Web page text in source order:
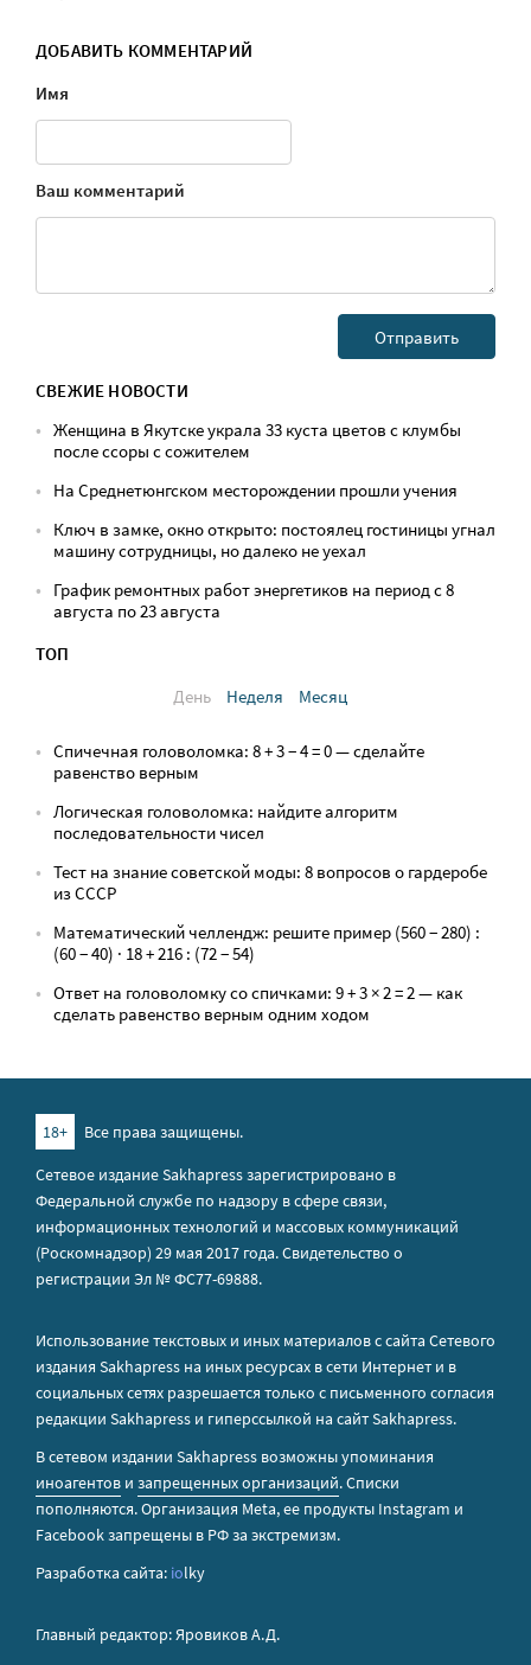
ДОБАВИТЬ КОММЕНТАРИЙ
Имя
Ваш комментарий
СВЕЖИЕ НОВОСТИ
Женщина в Якутске украла 33 куста цветов с клумбы
после ссоры с сожителем
На Среднетюнгском месторождении прошли учения
Ключ в замке, окно открыто: постоялец гостиницы угнал
машину сотрудницы, но далеко не уехал
График ремонтных работ энергетиков на период с 8
августа по 23 августа
ТОП
День
Неделя Месяц
Спичечная головоломка: 8 + 3 − 4 = 0 — сделайте
равенство верным
Логическая головоломка: найдите алгоритм
последовательности чисел
Тест на знание советской моды: 8 вопросов о гардеробе
из СССР
Математический челлендж: решите пример (560 − 280) :
(60 − 40) · 18 + 216 : (72 − 54)
Ответ на головоломку со спичками: 9 + 3 × 2 = 2 — как
сделать равенство верным одним ходом
18+
Все права защищены.
Сетевое издание Sakhapress зарегистрировано в
Федеральной службе по надзору в сфере связи,
информационных технологий и массовых коммуникаций
(Роскомнадзор) 29 мая 2017 года. Свидетельство о
регистрации Эл № ФС77-69888.
Использование текстовых и иных материалов с сайта Сетевого
издания Sakhapress на иных ресурсах в сети Интернет и в
социальных сетях разрешается только с письменного согласия
редакции Sakhapress и гиперссылкой на сайт Sakhapress.
В сетевом издании Sakhapress возможны упоминания
иноагентов и запрещенных организаций. Списки
пополняются. Организация Metа, ее продукты Instagram и
Facebook запрещены в РФ за экстремизм.
Разработка сайта: iolky
Главный редактор: Яровиков А.Д.